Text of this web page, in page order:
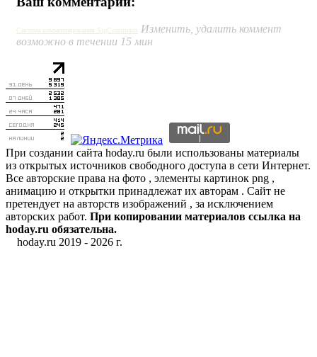
Система комментирования SigComments Изменить, удалить коммент
возможно в течении 15 мин
При создании сайта hoday.ru были использованы материалы
из открытых источников свободного доступа в сети Интернет.
Все авторские права на фото , элементы картинок png ,
анимацию и открытки принадлежат их авторам . Сайт не
претендует на авторств изображений , за исключением
авторских работ. При копировании материалов ссылка на
hoday.ru обязательна.
hoday.ru 2019 - 2026 г.